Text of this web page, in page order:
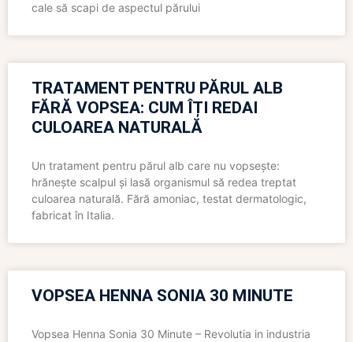
cale să scapi de aspectul părului
TRATAMENT PENTRU PĂRUL ALB
FĂRĂ VOPSEA: CUM ÎȚI REDAI
CULOAREA NATURALĂ
Un tratament pentru părul alb care nu vopsește:
hrănește scalpul și lasă organismul să redea treptat
culoarea naturală. Fără amoniac, testat dermatologic,
fabricat în Italia.
VOPSEA HENNA SONIA 30 MINUTE
Vopsea Henna Sonia 30 Minute – Revolutia in industria